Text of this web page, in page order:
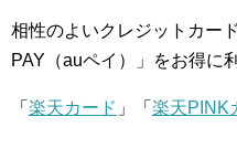
相性のよいクレジットカー
PAY（auペイ）」をお得に
「 楽天カード 」「 楽天PINK